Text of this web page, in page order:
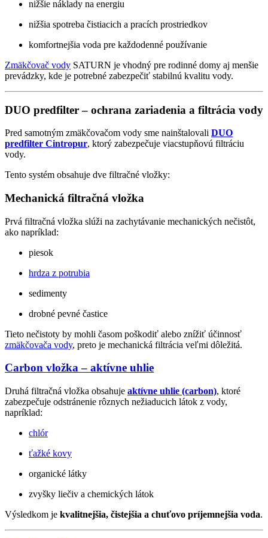
nižšie náklady na energiu
nižšia spotreba čistiacich a pracích prostriedkov
komfortnejšia voda pre každodenné používanie
Zmäkčovač vody SATURN je vhodný pre rodinné domy aj menšie
prevádzky, kde je potrebné zabezpečiť stabilnú kvalitu vody.
DUO predfilter – ochrana zariadenia a filtrácia vody
Pred samotným zmäkčovačom vody sme nainštalovali DUO
predfilter Cintropur, ktorý zabezpečuje viacstupňovú filtráciu
vody.
Tento systém obsahuje dve filtračné vložky:
Mechanická filtračná vložka
Prvá filtračná vložka slúži na zachytávanie mechanických nečistôt,
ako napríklad:
piesok
hrdza z potrubia
sedimenty
drobné pevné častice
Tieto nečistoty by mohli časom poškodiť alebo znížiť účinnosť
zmäkčovača vody, preto je mechanická filtrácia veľmi dôležitá.
Carbon vložka – aktívne uhlie
Druhá filtračná vložka obsahuje aktívne uhlie (carbon), ktoré
zabezpečuje odstránenie rôznych nežiaducich látok z vody,
napríklad:
chlór
ťažké kovy
organické látky
zvyšky liečiv a chemických látok
Výsledkom je kvalitnejšia, čistejšia a chuťovo príjemnejšia voda.